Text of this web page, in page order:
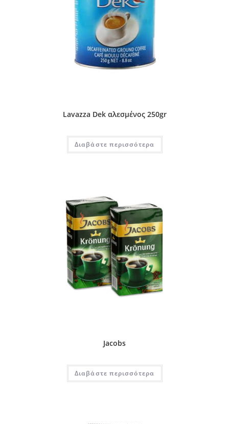
Lavazza Dek αλεσμένος 250gr
Διαβάστε περισσότερα
Jacobs
Διαβάστε περισσότερα